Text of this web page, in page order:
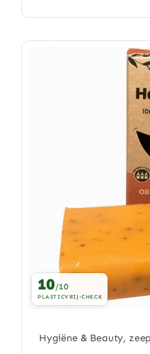
10/10
PLASTICVRIJ-CHECK
Hygiëne & Beauty, zeep